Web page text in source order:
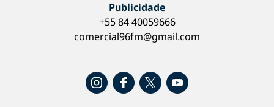
Publicidade
+55 84 40059666
comercial96fm@gmail.com